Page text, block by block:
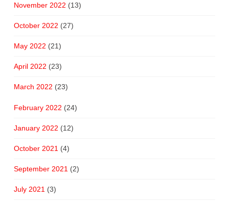
November 2022 (13)
October 2022 (27)
May 2022 (21)
April 2022 (23)
March 2022 (23)
February 2022 (24)
January 2022 (12)
October 2021 (4)
September 2021 (2)
July 2021(3)